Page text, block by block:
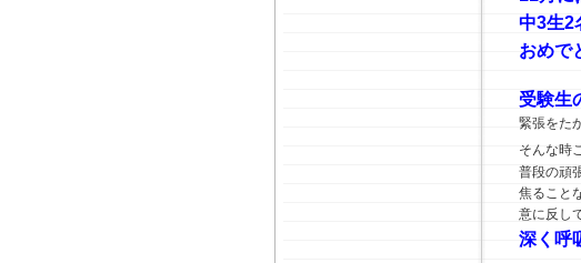
中3生2
おめで
受験生
緊張をた
そんな時
普段の頑
焦ること
意に反し
深く呼